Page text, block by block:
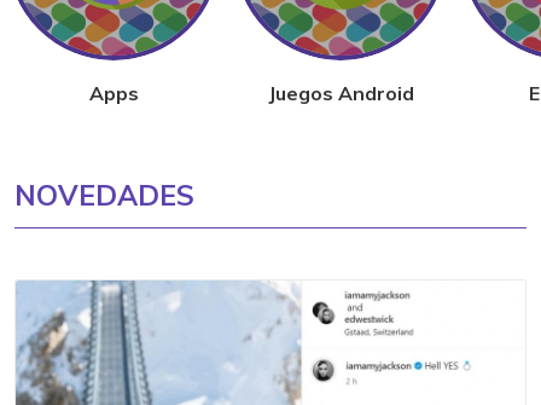
Apps Juegos Android
NOVEDADES